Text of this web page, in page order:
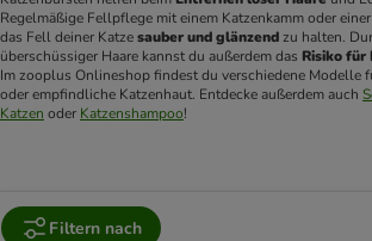
Regelmäßige Fellpflege mit einem Katzenkamm oder
das Fell deiner Katze sauber und glänzend zu halten.
überschüssiger Haare kannst du außerdem das Risiko für
Im zooplus Onlineshop findest du verschiedene Modelle
oder empfindliche Katzenhaut. Entdecke außerdem auch
Katzen oder Katzenshampoo!
Filtern nach